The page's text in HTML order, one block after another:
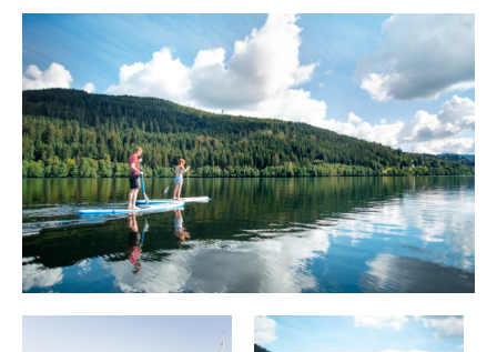
Thématiques Formats
Explore Grand Est
Été
En famille
À deux
Nature